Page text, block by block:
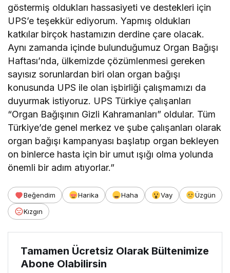
göstermiş oldukları hassasiyeti ve destekleri için
UPS’e teşekkür ediyorum. Yapmış oldukları
katkılar birçok hastamızın derdine çare olacak.
Aynı zamanda içinde bulunduğumuz Organ Bağışı
Haftası’nda, ülkemizde çözümlenmesi gereken
sayısız sorunlardan biri olan organ bağışı
konusunda UPS ile olan işbirliği çalışmamızı da
duyurmak istiyoruz. UPS Türkiye çalışanları
“Organ Bağışının Gizli Kahramanları” oldular. Tüm
Türkiye’de genel merkez ve şube çalışanları olarak
organ bağışı kampanyası başlatıp organ bekleyen
on binlerce hasta için bir umut ışığı olma yolunda
önemli bir adım atıyorlar.”
Beğendim Harika Haha Vay
Üzgün
Kızgın
Tamamen Ücretsiz Olarak Bültenimize
Abone Olabilirsin